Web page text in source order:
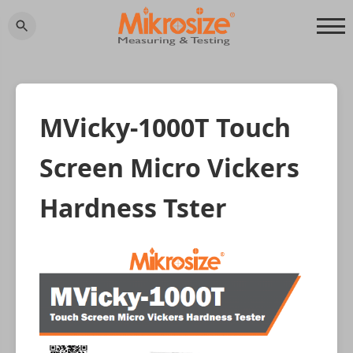
MVicky-1000T Touch
Screen Micro Vickers
Hardness Tster